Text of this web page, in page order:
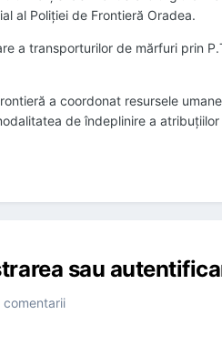
al Poliţiei de Frontieră Oradea.
a transporturilor de mărfuri prin
a coordonat resursele
de îndeplinire a
sau